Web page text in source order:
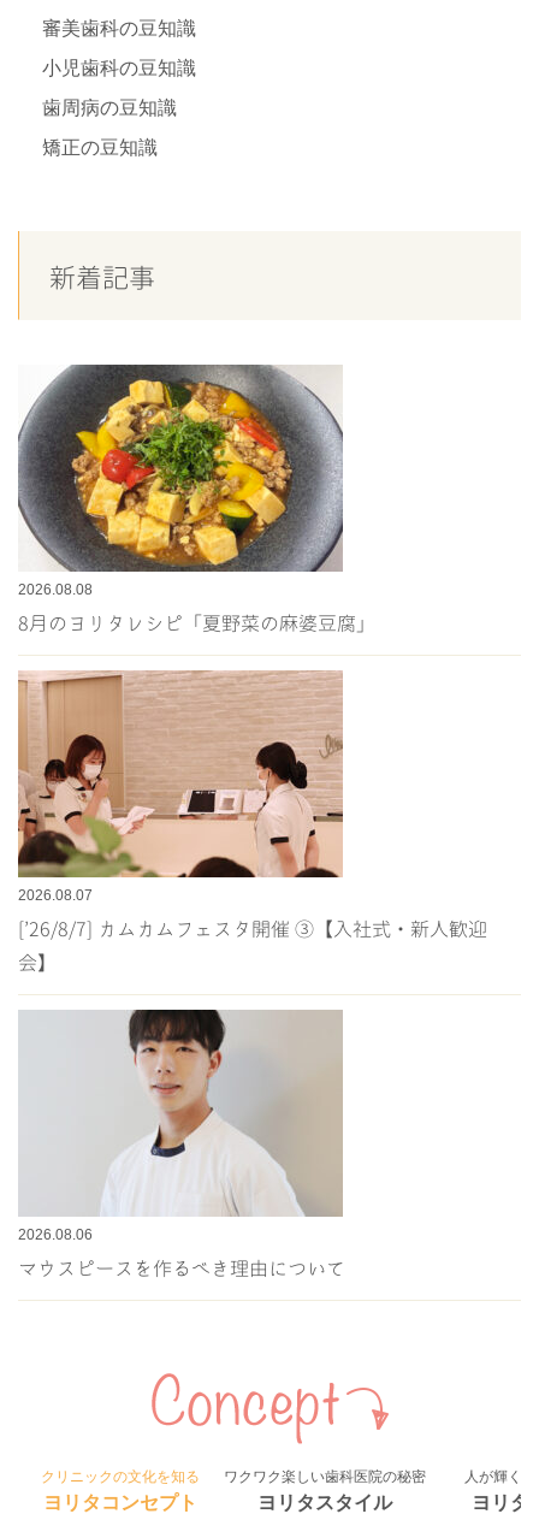
審美歯科の豆知識
小児歯科の豆知識
歯周病の豆知識
矯正の豆知識
新着記事
2026.08.08
8月のヨリタレシピ「夏野菜の麻婆豆腐」
2026.08.07
[’26/8/7] カムカムフェスタ開催 ③【入社式・新人歓迎
会】
2026.08.06
マウスピースを作るべき理由について
クリニックの文化を知る
ヨリタコンセプト
ワクワク楽しい歯科医院の秘密
ヨリタスタイル
人が輝く
ヨリタ